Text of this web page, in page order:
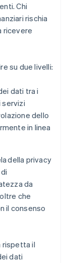
Chi
rischia
ricevere
su due livelli:
dati tra i
dello
in linea
della privacy
da
che
il consenso
rispetta il
dati